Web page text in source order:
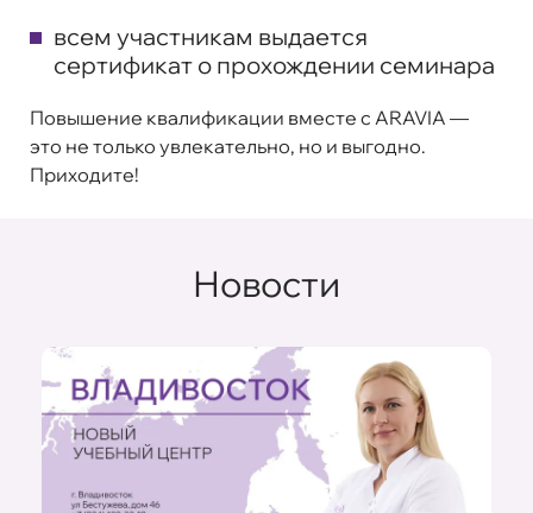
всем участникам выдается
сертификат о прохождении семинара
Повышение квалификации вместе с ARAVIA —
это не только увлекательно, но и выгодно.
Приходите!
Новости